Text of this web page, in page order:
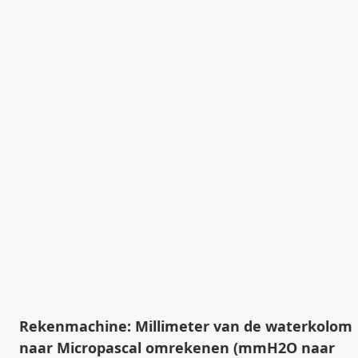
Rekenmachine: Millimeter van de waterkolom
naar Micropascal omrekenen (mmH2O naar